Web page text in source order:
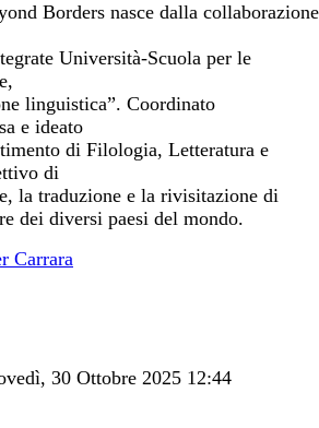
Borders nasce dalla collaborazione
Università-Scuola per le
linguistica”. Coordinato
e ideato
di Filologia, Letteratura e
di
la traduzione e la rivisitazione di
dei diversi paesi del mondo.
Carrara
30 Ottobre 2025 12:44